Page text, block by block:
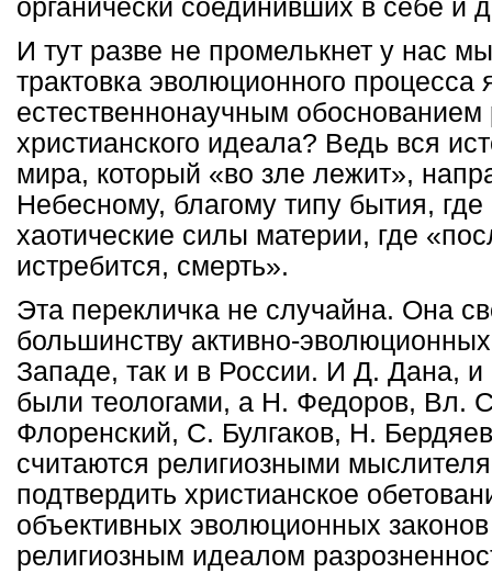
органически соединивших в себе и
И тут разве не промелькнет у нас
трактовка эволюционного процесса
естественнонаучным обоснованием
христианского идеала? Ведь вся
мира, который «во зле лежит»,
Небесному, благому типу бытия,
хаотические силы материи, где
истребится, смерть».
Эта перекличка не случайна. Она
большинству активно-
Западе, так и в России. И Д. Дана,
были теологами, а Н. Федоров, Вл.
Флоренский, С. Булгаков, Н.
считаются религиозными
подтвердить христианское
объективных эволюционных законов
религиозным идеалом